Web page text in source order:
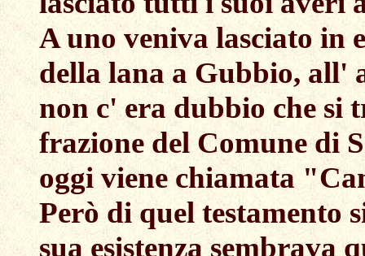
A uno veniva lasciato in
della lana a Gubbio, all'
non c' era dubbio che si
frazione del Comune di
oggi viene chiamata
Però di quel testamento
sua esistenza sembrava